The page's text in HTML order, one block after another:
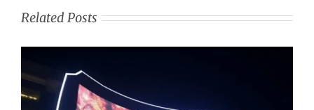
Related Posts